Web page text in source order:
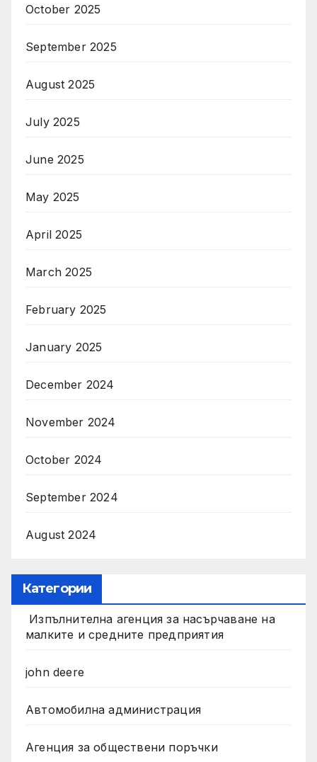
October 2025
September 2025
August 2025
July 2025
June 2025
May 2025
April 2025
March 2025
February 2025
January 2025
December 2024
November 2024
October 2024
September 2024
August 2024
Категории
Изпълнителна агенция за насърчаване на
малките и средните предприятия
john deere
Автомобилна администрация
Агенция за обществени поръчки